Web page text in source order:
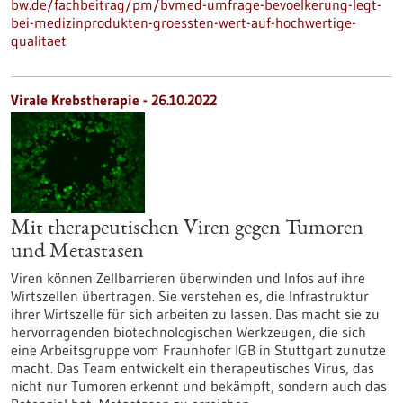
bw.de/fachbeitrag/pm/bvmed-umfrage-bevoelkerung-legt-
bei-medizinprodukten-groessten-wert-auf-hochwertige-
qualitaet
Virale Krebstherapie - 26.10.2022
Mit therapeutischen Viren gegen Tumoren
und Metastasen
Viren können Zellbarrieren überwinden und Infos auf ihre
Wirtszellen übertragen. Sie verstehen es, die Infrastruktur
ihrer Wirtszelle für sich arbeiten zu lassen. Das macht sie zu
hervorragenden biotechnologischen Werkzeugen, die sich
eine Arbeitsgruppe vom Fraunhofer IGB in Stuttgart zunutze
macht. Das Team entwickelt ein therapeutisches Virus, das
nicht nur Tumoren erkennt und bekämpft, sondern auch das